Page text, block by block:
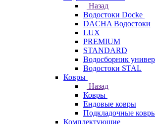
Назад
Водостоки Docke
DACHA Водостоки
LUX
PREMIUM
STANDARD
Водосборник
Водостоки STAL
Ковры
Назад
Ковры
Ендовые ковры
Подкладочные
Комплектующие